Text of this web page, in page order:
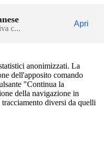
c...
Apri
anonimizzati. La
dell'apposito comando
"Continua la
della navigazione in
diversi da quelli